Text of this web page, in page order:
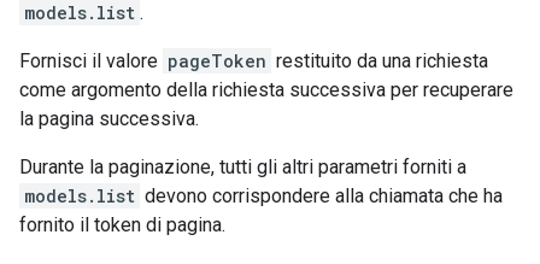
models.list .
Fornisci il valore pageToken restituito da una richiesta
come argomento della richiesta successiva per recuperare
la pagina successiva.
Durante la paginazione, tutti gli altri parametri forniti a
models.list devono corrispondere alla chiamata che ha
fornito il token di pagina.